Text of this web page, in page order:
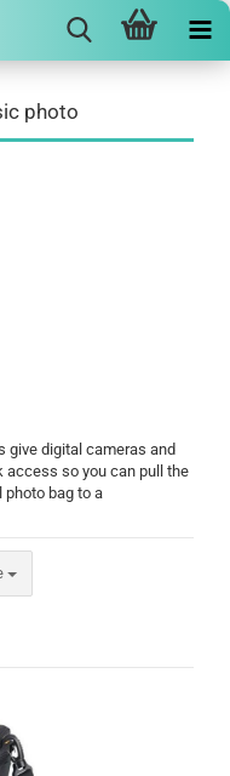
photo
give digital cameras and
so you can pull the
photo bag to a